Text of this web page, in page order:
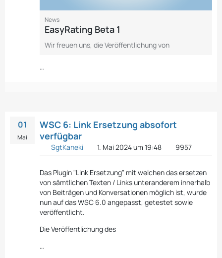
News
EasyRating Beta 1
Wir freuen uns, die Veröffentlichung von
…
01
Mai
WSC 6: Link Ersetzung absofort
verfügbar
SgtKaneki 1. Mai 2024 um 19:48 9957
Das Plugin "Link Ersetzung" mit welchen das ersetzen
von sämtlichen Texten / Links unteranderem innerhalb
von Beiträgen und Konversationen möglich ist, wurde
nun auf das WSC 6.0 angepasst, getestet sowie
veröffentlicht.
Die Veröffentlichung des
…